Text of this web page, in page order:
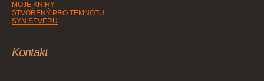
MOJE KNIHY
STVOŘENÝ PRO TEMNOTU
SYN SEVERU
Kontakt